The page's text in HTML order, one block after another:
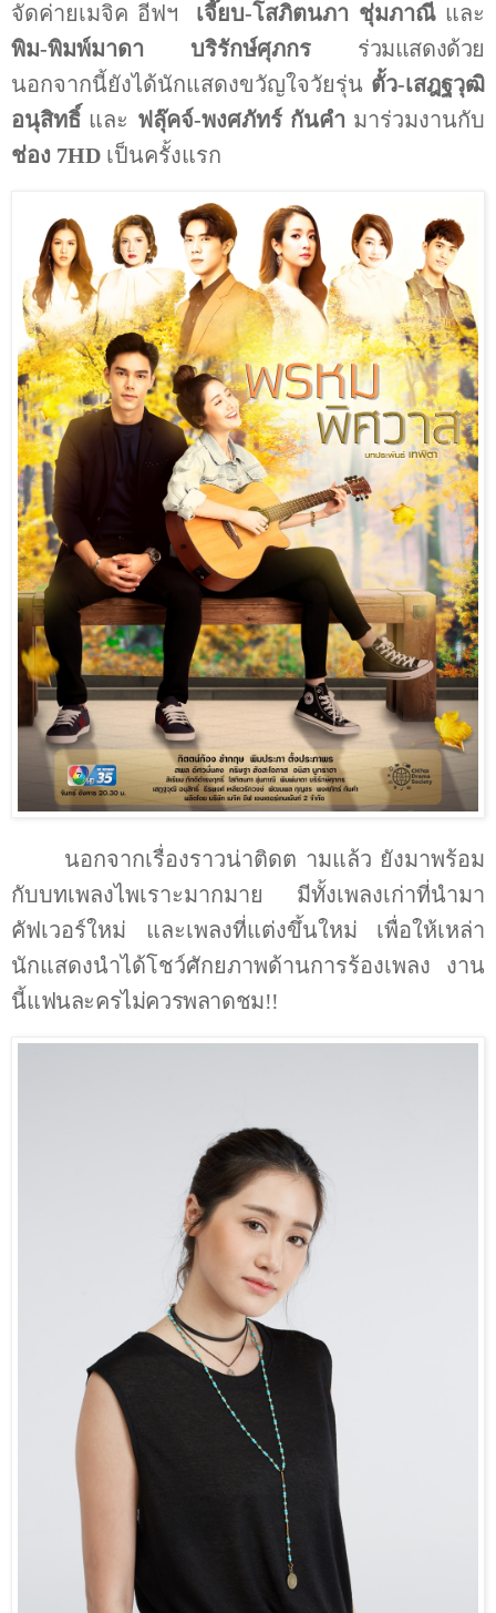
จัดค่ายเมจิค อีฟฯ
เจี๊ยบ-โสภิตนภา ชุ่มภาณี และ
พิม-พิมพ์มาดา บริรักษ์ศุภกร
ร่วมแสดงด้วย
นอกจากนี้ยังได้นักแสดงขวัญใจวัยรุ่น ตั้ว-เสฎฐวุฒิ
อนุสิทธิ์ และ ฟลุ๊คจ์-พงศภัทร์ กันคำ มาร่วมงานกับ
ช่อง 7HD เป็นครั้งแรก
นอกจากเรื่องราวน่าติดต ามแล้ว ยังมาพร้อม
กับบทเพลงไพเราะมากมาย มีทั้งเพลงเก่าที่นำมา
คัฟเวอร์ใหม่ และเพลงที่แต่งขึ้นใหม่ เพื่อให้เหล่า
นักแสดงนำได้โชว์ศักยภาพด้านการร้องเพลง งาน
นี้แฟนละครไม่ควรพลาดชม!!